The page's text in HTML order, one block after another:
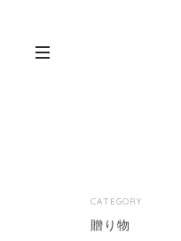
CATEGORY
贈り物